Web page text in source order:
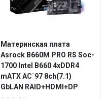
Материнская плата
Asrock B660M PRO RS Soc-
1700 Intel B660 4xDDR4
mATX AC`97 8ch(7.1)
GbLAN RAID+HDMI+DP